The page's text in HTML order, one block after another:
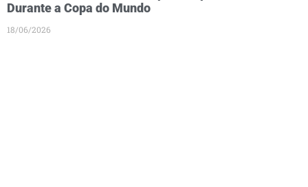
Durante a Copa do Mundo
18/06/2026